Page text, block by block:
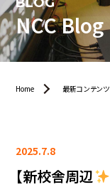
NCC Blog
Home 最新コンテンツ
2025.7.8
【新校舎周辺